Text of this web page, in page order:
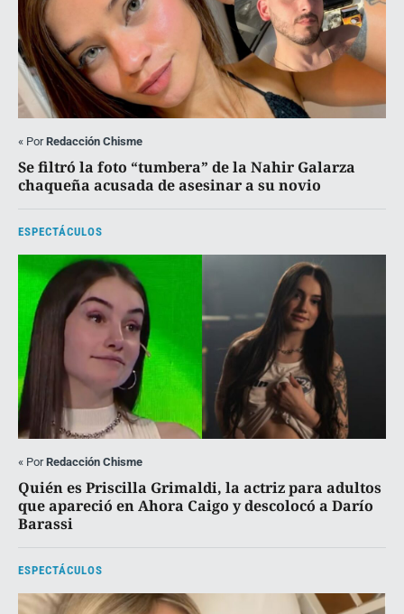
« PorRedacción Chisme
Se filtró la foto “tumbera” de la Nahir Galarza
chaqueña acusada de asesinar a su novio
ESPECTÁCULOS
« PorRedacción Chisme
Quién es Priscilla Grimaldi, la actriz para adultos
que apareció en Ahora Caigo y descolocó a Darío
Barassi
ESPECTÁCULOS